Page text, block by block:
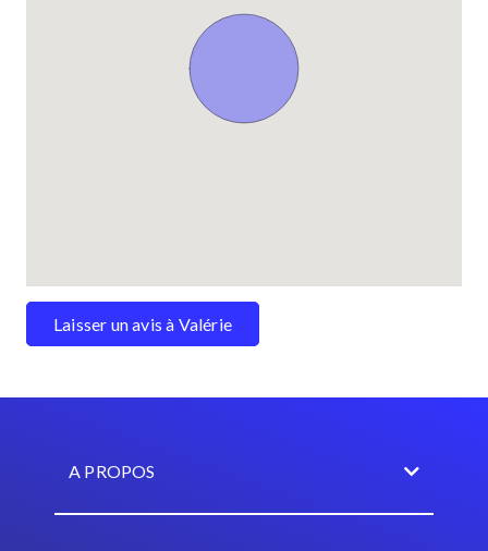
Laisser un avis à Valérie
A PROPOS